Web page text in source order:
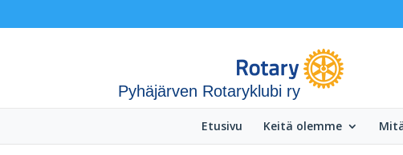
Pyhäjärven Rotaryklubi ry
Etusivu Keitä olemme